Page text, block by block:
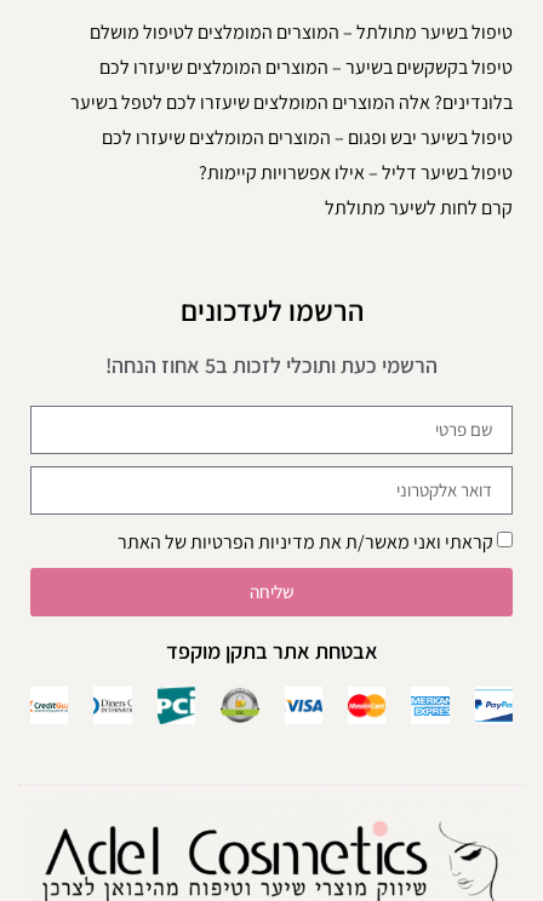
טיפול בשיער מתולתל – המוצרים המומלצים לטיפול מושלם
טיפול בקשקשים בשיער – המוצרים המומלצים שיעזרו לכם
בלונדינים? אלה המוצרים המומלצים שיעזרו לכם לטפל בשיער
טיפול בשיער יבש ופגום – המוצרים המומלצים שיעזרו לכם
טיפול בשיער דליל – אילו אפשרויות קיימות?
קרם לחות לשיער מתולתל
הרשמו לעדכונים
הרשמי כעת ותוכלי לזכות ב5 אחוז הנחה!
קראתי ואני מאשר/ת אתמדיניות הפרטיותשל האתר
שליחה
אבטחת אתר בתקן מוקפד